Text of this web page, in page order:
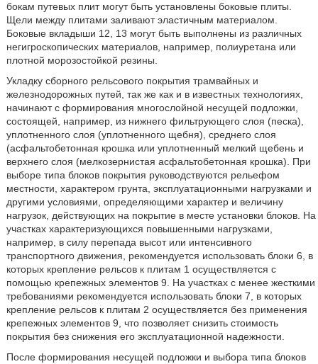
бокам путевых плит могут быть установлены боковые плиты.
Щели между плитами заливают эластичным материалом.
Боковые вкладыши 12, 13 могут быть выполнены из различных
негигроскопических материалов, например, полиуретана или
плотной морозостойкой резины.
Укладку сборного рельсового покрытия трамвайных и
железнодорожных путей, так же как и в известных технологиях,
начинают с формирования многослойной несущей подложки,
состоящей, например, из нижнего фильтрующего слоя (песка),
уплотненного слоя (уплотненного щебня), среднего слоя
(асфальтобетонная крошка или уплотненный мелкий щебень и
верхнего слоя (мелкозернистая асфальтобетонная крошка). При
выборе типа блоков покрытия руководствуются рельефом
местности, характером грунта, эксплуатационными нагрузками и
другими условиями, определяющими характер и величину
нагрузок, действующих на покрытие в месте установки блоков. На
участках характеризующихся повышенными нагрузками,
например, в силу перепада высот или интенсивного
транспортного движения, рекомендуется использовать блоки 6, в
которых крепление рельсов к плитам 1 осуществляется с
помощью крепежных элементов 9. На участках с менее жесткими
требованиями рекомендуется использовать блоки 7, в которых
крепление рельсов к плитам 2 осуществляется без применения
крепежных элементов 9, что позволяет снизить стоимость
покрытия без снижения его эксплуатационной надежности.
После формирования несущей подложки и выбора типа блоков